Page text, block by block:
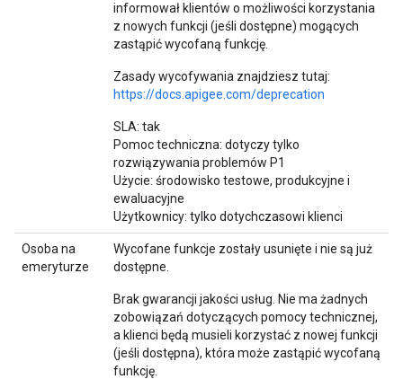
informował klientów o możliwości korzystania
z nowych funkcji (jeśli dostępne) mogących
zastąpić wycofaną funkcję.
Zasady wycofywania znajdziesz tutaj:
https://docs.apigee.com/deprecation
SLA: tak
Pomoc techniczna: dotyczy tylko
rozwiązywania problemów P1
Użycie: środowisko testowe, produkcyjne i
ewaluacyjne
Użytkownicy: tylko dotychczasowi klienci
Osoba na
emeryturze
Wycofane funkcje zostały usunięte i nie są już
dostępne.
Brak gwarancji jakości usług. Nie ma żadnych
zobowiązań dotyczących pomocy technicznej,
a klienci będą musieli korzystać z nowej funkcji
(jeśli dostępna), która może zastąpić wycofaną
funkcję.